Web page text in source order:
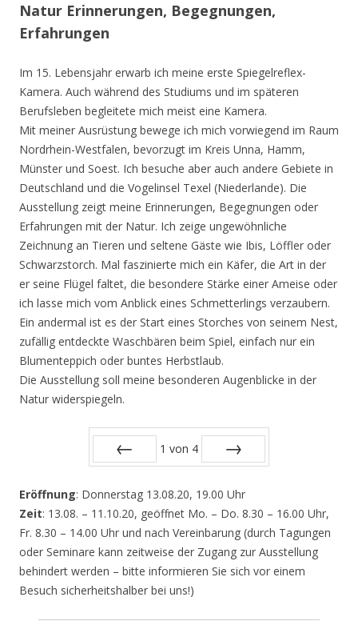
Natur Erinnerungen, Begegnungen,
Erfahrungen
Im 15. Lebensjahr erwarb ich meine erste Spiegelreflex-
Kamera. Auch während des Studiums und im späteren
Berufsleben begleitete mich meist eine Kamera.
Mit meiner Ausrüstung bewege ich mich vorwiegend im Raum
Nordrhein-Westfalen, bevorzugt im Kreis Unna, Hamm,
Münster und Soest. Ich besuche aber auch andere Gebiete in
Deutschland und die Vogelinsel Texel (Niederlande). Die
Ausstellung zeigt meine Erinnerungen, Begegnungen oder
Erfahrungen mit der Natur. Ich zeige ungewöhnliche
Zeichnung an Tieren und seltene Gäste wie Ibis, Löffler oder
Schwarzstorch. Mal faszinierte mich ein Käfer, die Art in der
er seine Flügel faltet, die besondere Stärke einer Ameise oder
ich lasse mich vom Anblick eines Schmetterlings verzaubern.
Ein andermal ist es der Start eines Storches von seinem Nest,
zufällig entdeckte Waschbären beim Spiel, einfach nur ein
Blumenteppich oder buntes Herbstlaub.
Die Ausstellung soll meine besonderen Augenblicke in der
Natur widerspiegeln.
1 von 4
Eröffnung: Donnerstag 13.08.20, 19.00 Uhr
Zeit: 13.08. – 11.10.20, geöffnet Mo. – Do. 8.30 – 16.00 Uhr,
Fr. 8.30 – 14.00 Uhr und nach Vereinbarung (durch Tagungen
oder Seminare kann zeitweise der Zugang zur Ausstellung
behindert werden – bitte informieren Sie sich vor einem
Besuch sicherheitshalber bei uns!)